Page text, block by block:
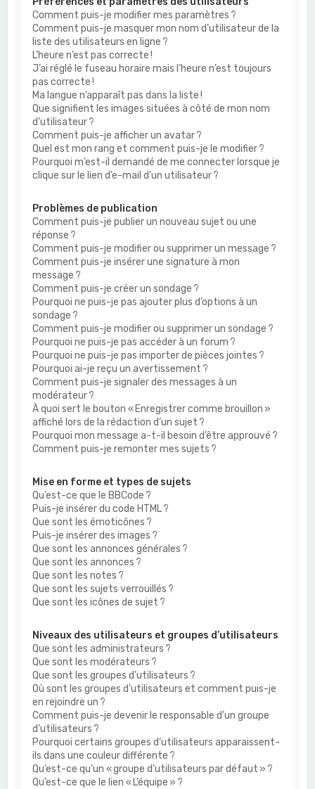
Comment puis-je modifier mes paramètres ?
Comment puis-je masquer mon nom d’utilisateur de la
liste des utilisateurs en ligne ?
L’heure n’est pas correcte !
J’ai réglé le fuseau horaire mais l’heure n’est toujours
pas correcte !
Ma langue n’apparaît pas dans la liste !
Que signifient les images situées à côté de mon nom
d’utilisateur ?
Comment puis-je afficher un avatar ?
Quel est mon rang et comment puis-je le modifier ?
Pourquoi m’est-il demandé de me connecter lorsque je
clique sur le lien d’e-mail d’un utilisateur ?
Problèmes de publication
Comment puis-je publier un nouveau sujet ou une
réponse ?
Comment puis-je modifier ou supprimer un message ?
Comment puis-je insérer une signature à mon
message ?
Comment puis-je créer un sondage ?
Pourquoi ne puis-je pas ajouter plus d’options à un
sondage ?
Comment puis-je modifier ou supprimer un sondage ?
Pourquoi ne puis-je pas accéder à un forum ?
Pourquoi ne puis-je pas importer de pièces jointes ?
Pourquoi ai-je reçu un avertissement ?
Comment puis-je signaler des messages à un
modérateur ?
À quoi sert le bouton « Enregistrer comme brouillon »
affiché lors de la rédaction d’un sujet ?
Pourquoi mon message a-t-il besoin d’être approuvé ?
Comment puis-je remonter mes sujets ?
Mise en forme et types de sujets
Qu’est-ce que le BBCode ?
Puis-je insérer du code HTML ?
Que sont les émoticônes ?
Puis-je insérer des images ?
Que sont les annonces générales ?
Que sont les annonces ?
Que sont les notes ?
Que sont les sujets verrouillés ?
Que sont les icônes de sujet ?
Niveaux des utilisateurs et groupes d’utilisateurs
Que sont les administrateurs ?
Que sont les modérateurs ?
Que sont les groupes d’utilisateurs ?
Où sont les groupes d’utilisateurs et comment puis-je
en rejoindre un ?
Comment puis-je devenir le responsable d’un groupe
d’utilisateurs ?
Pourquoi certains groupes d’utilisateurs apparaissent-
ils dans une couleur différente ?
Qu’est-ce qu’un « groupe d’utilisateurs par défaut » ?
Qu’est-ce que le lien « L’équipe » ?